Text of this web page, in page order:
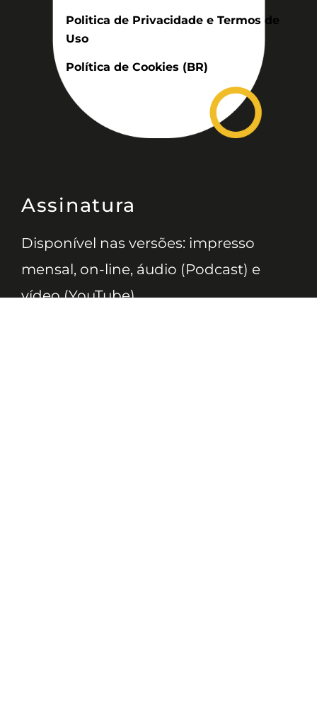
Politica de Privacidade e Termos de
Uso
Política de Cookies (BR)
Assinatura
Disponível nas versões: impresso
mensal, on-line, áudio (Podcast) e
vídeo (YouTube).